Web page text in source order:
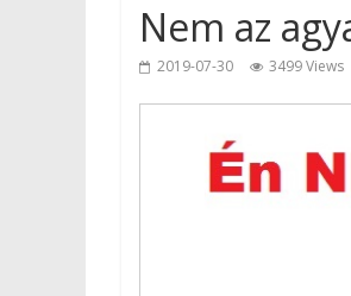
Nem az
2019-07-30 3499 Views